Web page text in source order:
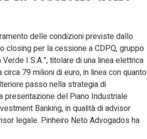
delle condizioni previste dallo
closing per la cessione a CDPQ, gruppo
I S.A.”, titolare di una linea elettrica
circa 79 milioni di euro, in linea con quanto
passo nella strategia di
presentazione del Piano Industriale
Banking, in qualità di advisor
legale. Pinheiro Neto Advogados ha